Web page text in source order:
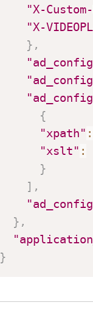
"X-
"X-
} ,
{
"xpath" :
"xslt" :
}
] ,
} ,
}